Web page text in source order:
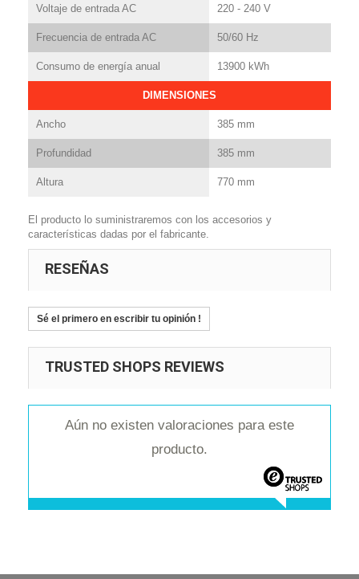
Voltaje de entrada AC 220 - 240 V
Frecuencia de entrada AC 50/60 Hz
Consumo de energía anual 13900 kWh
DIMENSIONES
Ancho 385 mm
Profundidad 385 mm
Altura 770 mm
El producto lo suministraremos con los accesorios y
características dadas por el fabricante.
RESEÑAS
Sé el primero en escribir tu opinión !
TRUSTED SHOPS REVIEWS
Aún no existen valoraciones para este
producto.